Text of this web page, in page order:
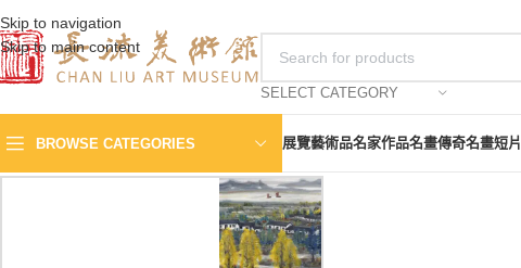
Skip to navigation
Skip to main content
SELECT CATEGORY
BROWSE CATEGORIES 展覽藝術品名家作品名畫傳奇名畫短片